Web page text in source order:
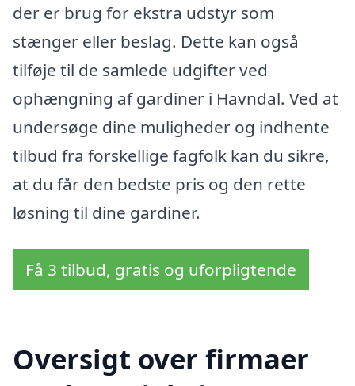
der er brug for ekstra udstyr som
stænger eller beslag. Dette kan også
tilføje til de samlede udgifter ved
ophængning af gardiner i Havndal. Ved at
undersøge dine muligheder og indhente
tilbud fra forskellige fagfolk kan du sikre,
at du får den bedste pris og den rette
løsning til dine gardiner.
Få 3 tilbud, gratis og uforpligtende
Oversigt over firmaer